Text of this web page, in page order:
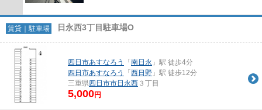
賃貸｜駐車場 日永西3丁目駐車場O
四日市あすなろう 「 南日永 」駅 徒歩4分
四日市あすなろう
「 西日野 」駅 徒歩12分
三重県四日市市日永西 ３丁目
5,000円